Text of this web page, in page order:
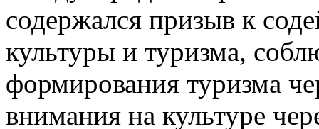
содержался призыв к
культуры и туризма,
формирования туризма
внимания на культуре